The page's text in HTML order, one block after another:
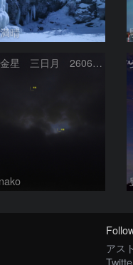
晴
木星 金星 三日月 260618
アス